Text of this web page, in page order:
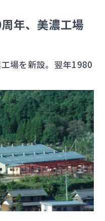
年、美濃工場
場を新設。翌年1980